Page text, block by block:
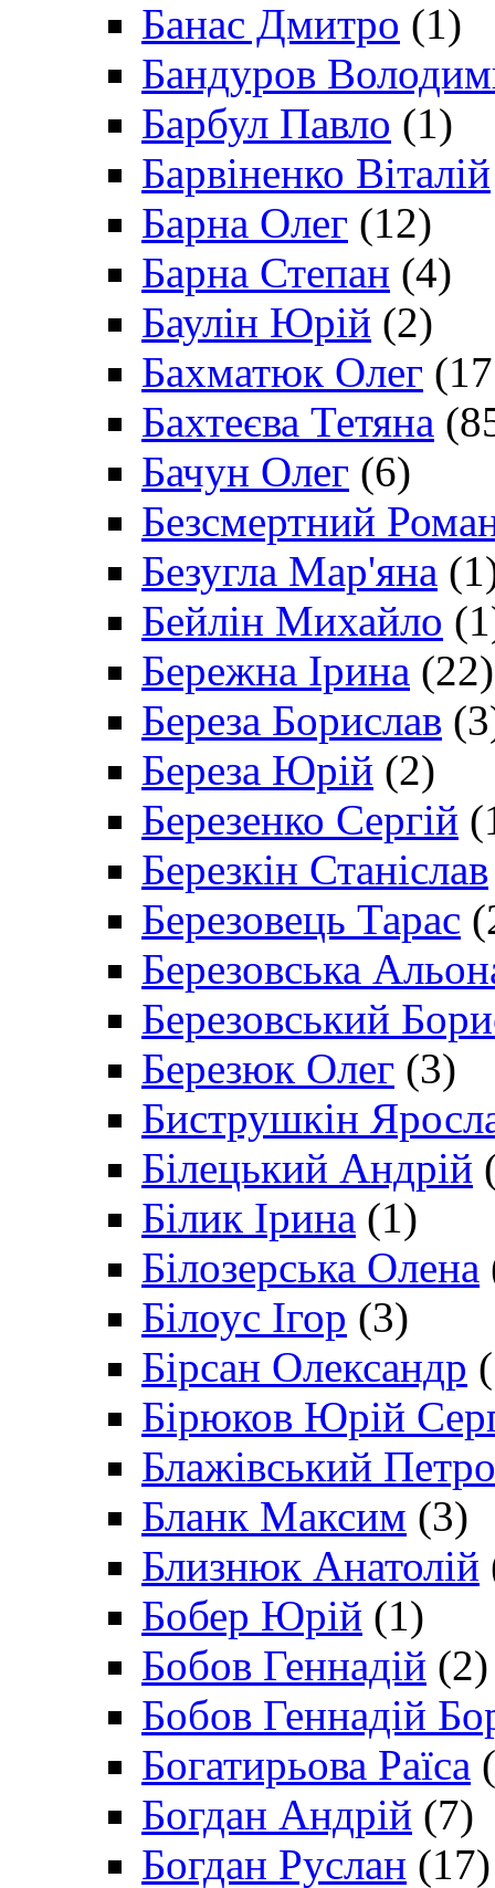
Банас Дмитро (1)
Бандуров
Барбул Павло (1)
Барвіненко Віталій
Барна Олег (12)
Барна Степан (4)
Баулін Юрій (2)
Бахматюк Олег
Бахтеєва Тетяна
Бачун Олег (6)
Безсмертний
Безугла Мар'яна
Бейлін Михайло
Бережна Ірина (22)
Береза Борислав
Береза Юрій (2)
Березенко Сергій
Березкін Станіслав
Березовець Тарас
Березовська
Березовський
Березюк Олег (3)
Биструшкін
Білецький Андрій
Білик Ірина (1)
Білозерська Олена
Білоус Ігор (3)
Бірсан Олександр
Бірюков Юрій
Блажівський Петро
Бланк Максим (3)
Близнюк Анатолій
Бобер Юрій (1)
Бобов Геннадій (2)
Бобов Геннадій
Богатирьова Раїса
Богдан Андрій (7)
Богдан Руслан (17)